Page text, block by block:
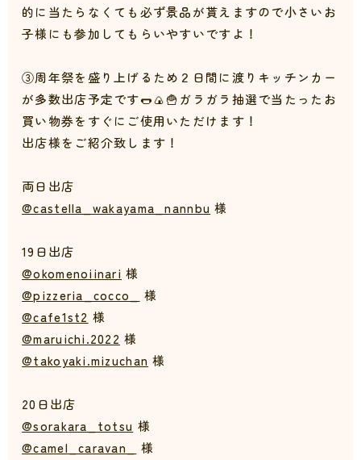
的に当たらなくても必ず景品が貰えますので小さいお
子様にも参加してもらいやすいですよ！
③周年祭を盛り上げるため２日間に渡りキッチンカー
が多数出店予定です🌭🍙🍟ガラガラ抽選で当たったお
買い物券をすぐにご使用いただけます！
出店様をご紹介致します！
両日出店
@castella_wakayama_nannbu 様
19日出店
@okomenoiinari 様
@pizzeria_cocco_
様
@cafe1st2 様
@maruichi.2022 様
@takoyaki.mizuchan 様
20日出店
@sorakara_totsu 様
@camel_caravan_
様